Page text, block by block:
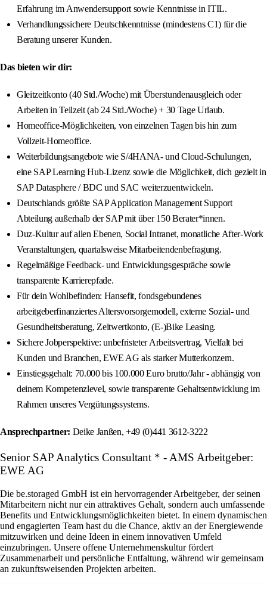
Erfahrung im Anwendersupport sowie Kenntnisse in ITIL.
Verhandlungssichere Deutschkenntnisse (mindestens C1) für die
Beratung unserer Kunden.
Das bieten wir dir:
Gleitzeitkonto (40 Std./Woche) mit Überstundenausgleich oder
Arbeiten in Teilzeit (ab 24 Std./Woche) + 30 Tage Urlaub.
Homeoffice-Möglichkeiten, von einzelnen Tagen bis hin zum
Vollzeit-Homeoffice.
Weiterbildungsangebote wie S/4HANA- und Cloud-Schulungen,
eine SAP Learning Hub-Lizenz sowie die Möglichkeit, dich gezielt in
SAP Datasphere / BDC und SAC weiterzuentwickeln.
Deutschlands größte SAP Application Management Support
Abteilung außerhalb der SAP mit über 150 Berater*innen.
Duz-Kultur auf allen Ebenen, Social Intranet, monatliche After-Work
Veranstaltungen, quartalsweise Mitarbeitendenbefragung.
Regelmäßige Feedback- und Entwicklungsgespräche sowie
transparente Karrierepfade.
Für dein Wohlbefinden: Hansefit, fondsgebundenes
arbeitgeberfinanziertes Altersvorsorgemodell, externe Sozial- und
Gesundheitsberatung, Zeitwertkonto, (E-)Bike Leasing.
Sichere Jobperspektive: unbefristeter Arbeitsvertrag, Vielfalt bei
Kunden und Branchen, EWE AG als starker Mutterkonzern.
Einstiegsgehalt: 70.000 bis 100.000 Euro brutto/Jahr - abhängig von
deinem Kompetenzlevel, sowie transparente Gehaltsentwicklung im
Rahmen unseres Vergütungssystems.
Ansprechpartner: Deike Janßen, +49 (0)441 3612-3222
Senior SAP Analytics Consultant * - AMS Arbeitgeber:
EWE AG
Die be.storaged GmbH ist ein hervorragender Arbeitgeber, der seinen
Mitarbeitern nicht nur ein attraktives Gehalt, sondern auch umfassende
Benefits und Entwicklungsmöglichkeiten bietet. In einem dynamischen
und engagierten Team hast du die Chance, aktiv an der Energiewende
mitzuwirken und deine Ideen in einem innovativen Umfeld
einzubringen. Unsere offene Unternehmenskultur fördert
Zusammenarbeit und persönliche Entfaltung, während wir gemeinsam
an zukunftsweisenden Projekten arbeiten.